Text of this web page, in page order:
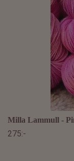
Milla Lammull -
275:-